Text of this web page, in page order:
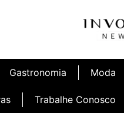
Gastronomia Moda
Trabalhe Conosco